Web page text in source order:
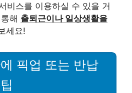
비스를 이용하실 수 있을 거
해 출퇴근이나 일상생활을
세요!
픽업 또는 반납